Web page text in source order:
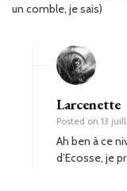
un comble, je sais)
Larcenette
Posted on 13
Ah ben à ce
d’Ecosse, je